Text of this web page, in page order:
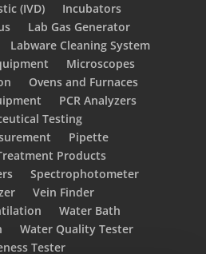
(IVD)
Incubators
Lab Gas Generator
Labware Cleaning System
Microscopes
Ovens and Furnaces
PCR Analyzers
Testing
Pipette
Products
Spectrophotometer
Vein Finder
Water Bath
Water Quality Tester
Tester